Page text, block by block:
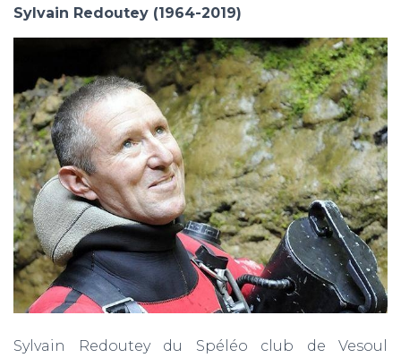
Sylvain Redoutey (1964-2019)
Sylvain Redoutey du Spéléo club de Vesoul